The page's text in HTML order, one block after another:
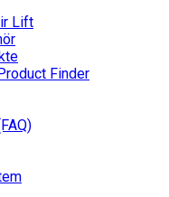
Lift
Finder